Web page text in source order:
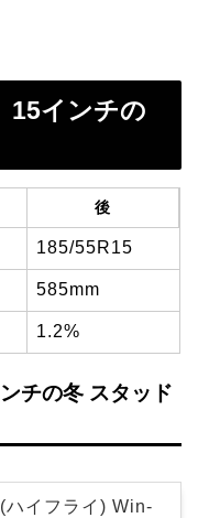
15インチの
後
185/55R15
585mm
1.2%
チの冬 スタッド
ハイフライ) Win-